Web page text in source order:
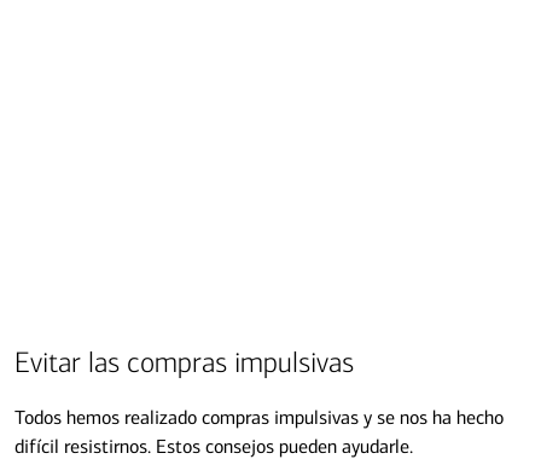
Transcripción
Evitar las compras impulsivas
Todos hemos realizado compras impulsivas y se nos ha hecho
difícil resistirnos. Estos consejos pueden ayudarle.